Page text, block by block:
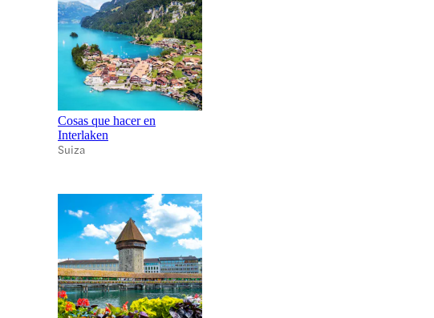
Cosas que hacer en
Interlaken
Suiza